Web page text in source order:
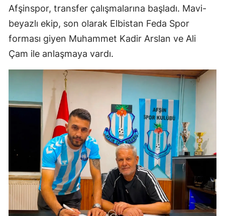
Afşinspor, transfer çalışmalarına başladı. Mavi-
beyazlı ekip, son olarak Elbistan Feda Spor
forması giyen Muhammet Kadir Arslan ve Ali
Çam ile anlaşmaya vardı.